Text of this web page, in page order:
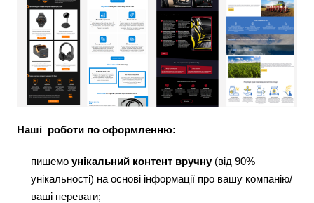
Наші роботи по оформленню:
пишемо унікальний контент вручну(від 90%
унікальності) на основі інформації про вашу компанію/
ваші переваги;